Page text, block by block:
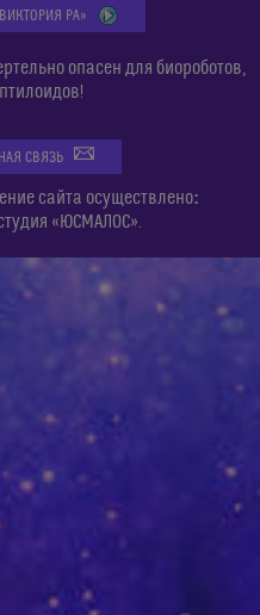
РА»
опасен для биороботов,
СВЯЗЬ
сайта осуществлено:
«ЮСМАЛОС».